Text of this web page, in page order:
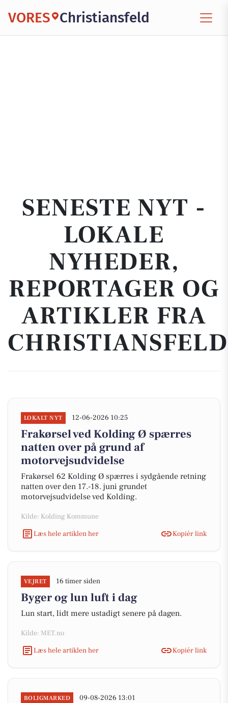
VORES Christiansfeld
SENESTE NYT -
LOKALE
NYHEDER,
REPORTAGER OG
ARTIKLER FRA
CHRISTIANSFELD
LOKALT NYT 12-06-2026 10:25
Frakørsel ved Kolding Ø spærres
natten over på grund af
motorvejsudvidelse
Frakørsel 62 Kolding Ø spærres i sydgående retning
natten over den 17.-18. juni grundet
motorvejsudvidelse ved Kolding.
Kilde: Kolding Kommune
Læs hele artiklen her
Kopiér link
VEJRET 16 timer siden
Byger og lun luft i dag
Lun start, lidt mere ustadigt senere på dagen.
Kilde: MET.no
Læs hele artiklen her
Kopiér link
BOLIGMARKED 09-08-2026 13:01